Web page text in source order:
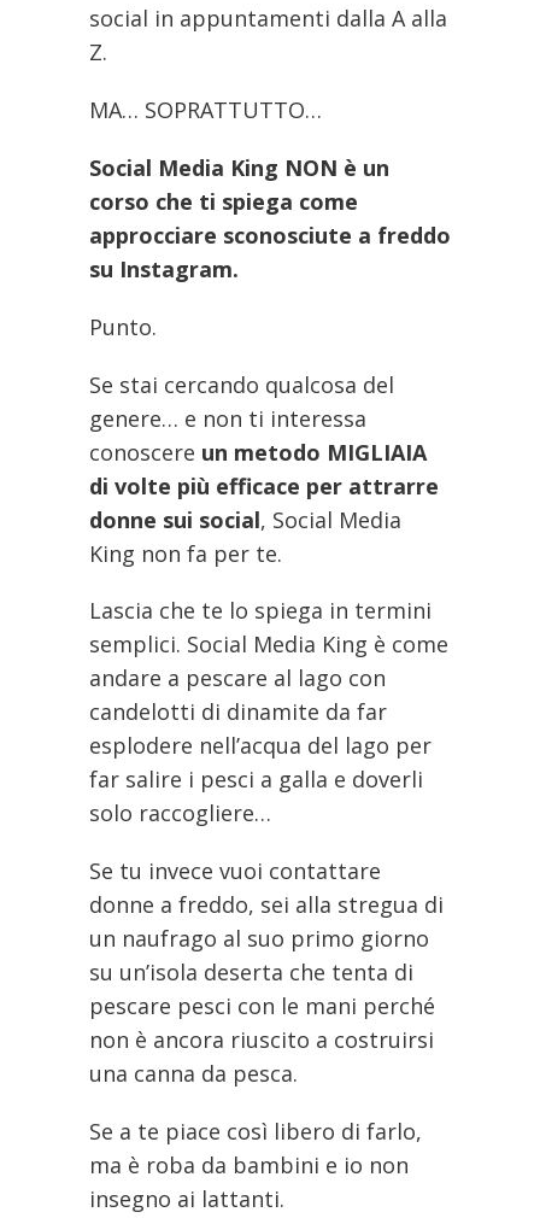
social in appuntamenti dalla A alla
Z.
MA… SOPRATTUTTO…
Social Media King NON è un
corso che ti spiega come
approcciare sconosciute a freddo
su Instagram.
Punto.
Se stai cercando qualcosa del
genere… e non ti interessa
conoscere un metodo MIGLIAIA
di volte più efficace per attrarre
donne sui social, Social Media
King non fa per te.
Lascia che te lo spiega in termini
semplici. Social Media King è come
andare a pescare al lago con
candelotti di dinamite da far
esplodere nell’acqua del lago per
far salire i pesci a galla e doverli
solo raccogliere…
Se tu invece vuoi contattare
donne a freddo, sei alla stregua di
un naufrago al suo primo giorno
su un’isola deserta che tenta di
pescare pesci con le mani perché
non è ancora riuscito a costruirsi
una canna da pesca.
Se a te piace così libero di farlo,
ma è roba da bambini e io non
insegno ai lattanti.